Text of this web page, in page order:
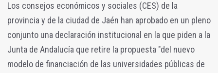
Los consejos económicos y sociales (CES) de la
provincia y de la ciudad de Jaén han aprobado en un pleno
conjunto una declaración institucional en la que piden a la
Junta de Andalucía que retire la propuesta "del nuevo
modelo de financiación de las universidades públicas de